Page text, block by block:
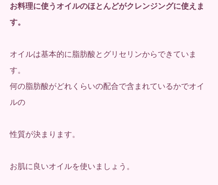
お料理に使うオイルのほとんどがクレンジングに使えま
す。
オイルは基本的に脂肪酸とグリセリンからできていま
す。
何の脂肪酸がどれくらいの配合で含まれているかでオイ
ルの
性質が決まります。
お肌に良いオイルを使いましょう。